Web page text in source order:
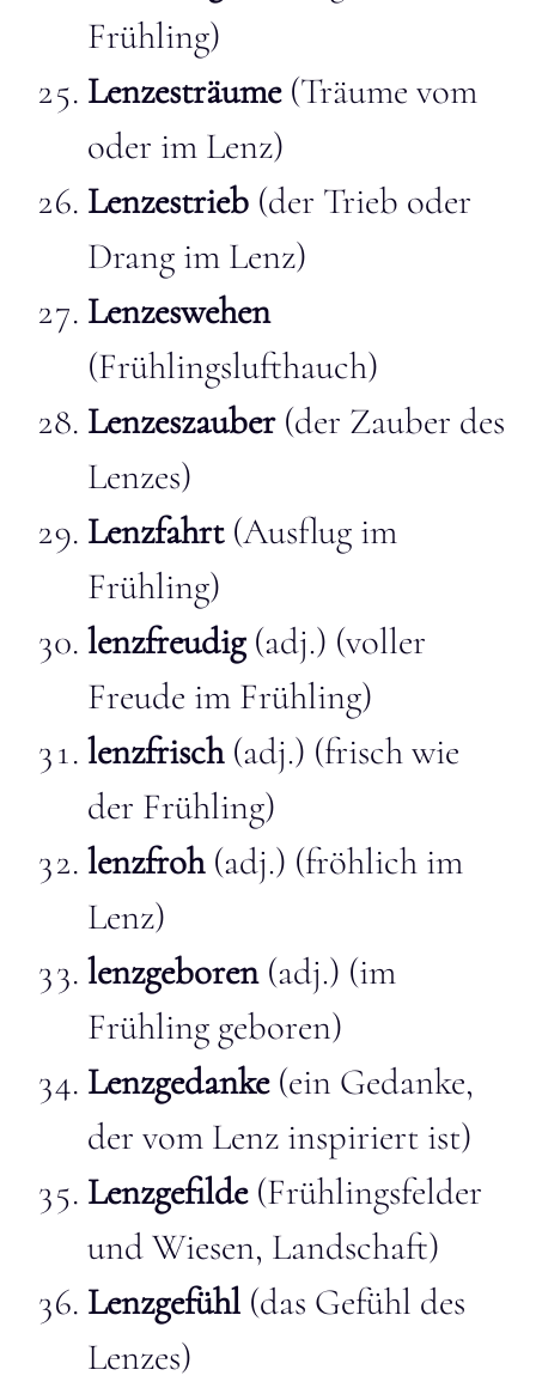
Frühling)
Lenzesträume(Träume vom
oder im Lenz)
Lenzestrieb (der Trieb oder
Drang im Lenz)
Lenzeswehen
(Frühlingslufthauch)
Lenzeszauber(der Zauber des
Lenzes)
Lenzfahrt(Ausflug im
Frühling)
lenzfreudig(adj.) (voller
Freude im Frühling)
lenzfrisch(adj.) (frisch wie
der Frühling)
lenzfroh(adj.) (fröhlich im
Lenz)
lenzgeboren(adj.) (im
Frühling geboren)
Lenzgedanke(ein Gedanke,
der vom Lenz inspiriert ist)
Lenzgefilde(Frühlingsfelder
und Wiesen, Landschaft)
Lenzgefühl (das Gefühl des
Lenzes)